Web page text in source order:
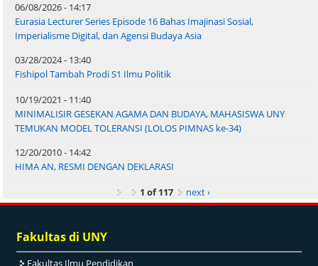
06/08/2026 - 14:17
Eurasia Lecturer Series Episode 16 Bahas Imajinasi Sosial,
Imperialisme Digital, dan Agensi Budaya Asia
03/28/2024 - 13:40
Fishipol Tambah Prodi S1 Ilmu Politik
10/19/2021 - 11:40
MINIMALISIR GESEKAN AGAMA DAN BUDAYA, MAHASISWA UNY
TEMUKAN MODEL TOLERANSI (LOLOS PIMNAS ke-34)
12/20/2010 - 14:42
HIMA AN, RESMI DENGAN DEKLARASI
1 of 117
next ›
Fakultas di UNY
Fakultas Ilmu Pendidikan